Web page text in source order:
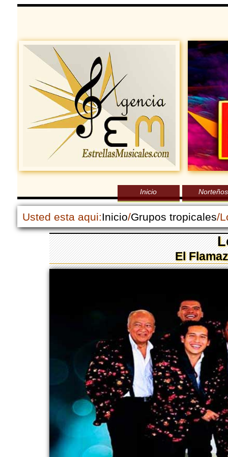
Inicio Norteños
Usted esta aqui:Inicio/Grupos tropicales/
El